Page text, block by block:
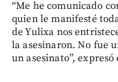
“Me he comunicado
quien le manifesté
de Yulixa nos
la asesinaron. No fue
un asesinato”,